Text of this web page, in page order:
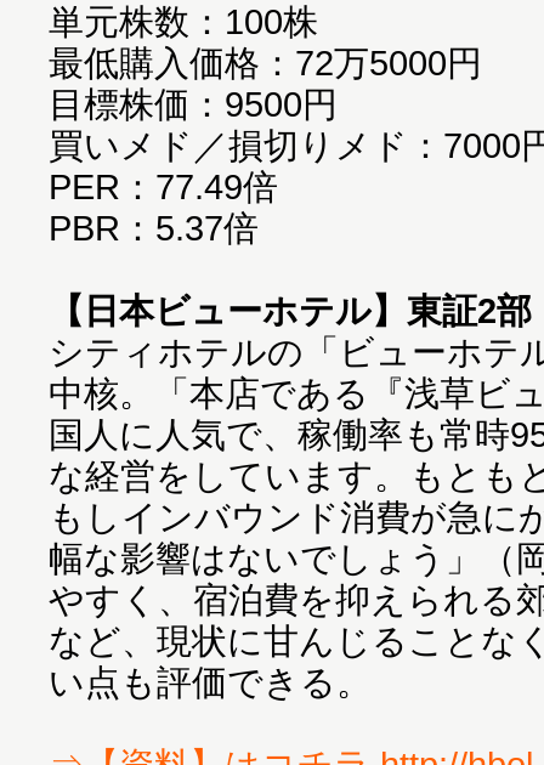
単元株数：100株
最低購入価格：72万5000円
目標株価：9500円
買いメド／損切りメド：7000
PER：77.49倍
PBR：5.37倍
【日本ビューホテル】東証2部
シティホテルの「ビューホテ
中核。「本店である『浅草ビ
国人に人気で、稼働率も常時
な経営をしています。もとも
もしインバウンド消費が急に
幅な影響はないでしょう」（
やすく、宿泊費を抑えられる
など、現状に甘んじることな
い点も評価できる。